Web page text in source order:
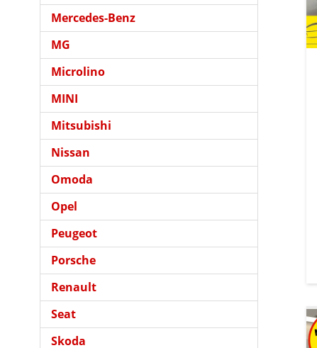
Mercedes-Benz
MG
Microlino
MINI
Mitsubishi
Nissan
Omoda
Opel
Peugeot
Porsche
Renault
Seat
Skoda